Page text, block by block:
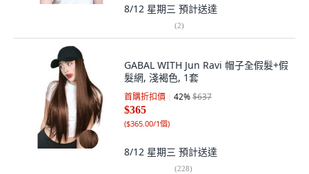
8/12 星期三 預計送達
(2)
GABAL WITH Jun Ravi 帽子全假髮+假
髮網, 淺褐色, 1套
首購折扣價 42%$637
$365
($365.00/1個)
8/12 星期三 預計送達
(228)